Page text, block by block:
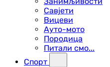
Савјети
Вицеви
Ауто-мото
Породица
Питали смо...
Спорт